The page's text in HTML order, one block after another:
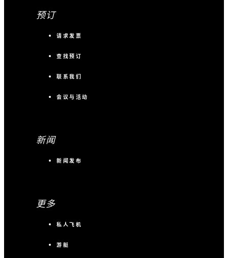
预订
请求发票
查找预订
联系我们
会议与活动
新闻
新闻发布
更多
私人飞机
游艇